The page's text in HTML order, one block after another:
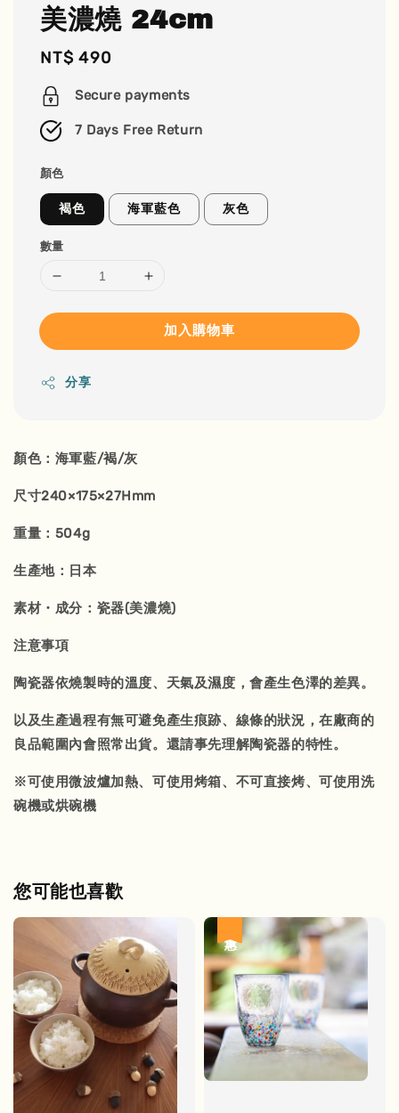
美濃燒 24cm
Regular
price
NT$ 490
Secure payments
7 Days Free Return
顏色
褐色 海軍藍色 灰色
數量
加入購物車
分享
顏色：海軍藍/褐/灰
尺寸240×175×27Hmm
重量：504g
生產地：日本
素材・成分：瓷器(美濃燒)
注意事項
陶瓷器依燒製時的溫度、天氣及濕度，會產生色澤的差異。
以及生產過程有無可避免產生痕跡、線條的狀況，在廠商的
良品範圍內會照常出貨。還請事先理解陶瓷器的特性。
※可使用微波爐加熱、可使用烤箱、不可直接烤、可使用洗
碗機或烘碗機
您可能也喜歡